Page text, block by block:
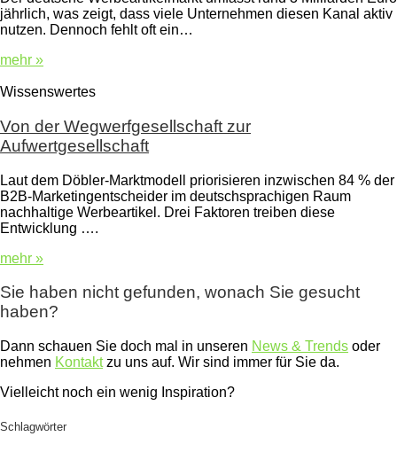
jährlich, was zeigt, dass viele Unternehmen diesen Kanal aktiv
nutzen. Dennoch fehlt oft ein…
mehr »
Wissenswertes
Von der Wegwerfgesellschaft zur
Aufwertgesellschaft
Laut dem Döbler-Marktmodell priorisieren inzwischen 84 % der
B2B-Marketingentscheider im deutschsprachigen Raum
nachhaltige Werbeartikel. Drei Faktoren treiben diese
Entwicklung ….
mehr »
Sie haben nicht gefunden, wonach Sie gesucht
haben?
Dann schauen Sie doch mal in unseren News & Trends oder
nehmen Kontaktzu uns auf. Wir sind immer für Sie da.
Vielleicht noch ein wenig Inspiration?
Schlagwörter